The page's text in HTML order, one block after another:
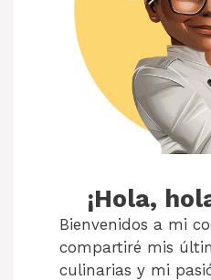
¡Hola,
Bienvenidos a mi
compartiré mis
culinarias y mi